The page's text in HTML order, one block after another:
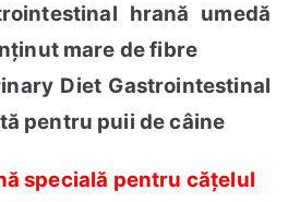
hrană umedă
mare de fibre
Diet Gastrointestinal
pentru puii de câine
specială pentru cățelul